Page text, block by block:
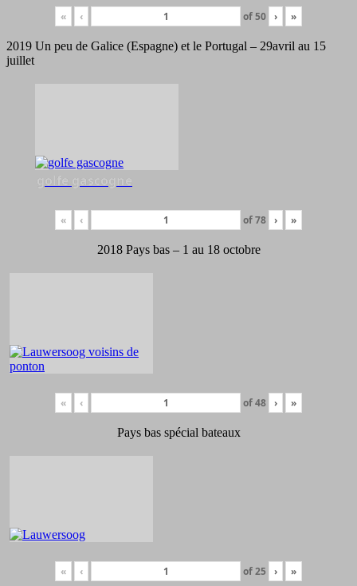
« ‹ of50 › »
2019 Un peu de Galice (Espagne) et le Portugal – 29avril au 15
juillet
golfe gascogne
« ‹ of78 › »
2018 Pays bas – 1 au 18 octobre
« ‹ of48 › »
Pays bas spécial bateaux
« ‹ of25 › »